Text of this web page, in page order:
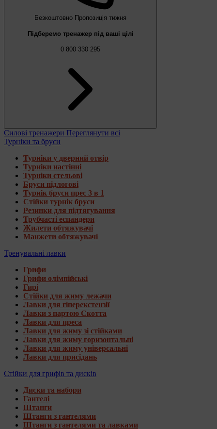
Безкоштовно Пропозиція тижня
Підберемо тренажер під ваші цілі
0 800 330 295
Силові тренажери Переглянути всі
Турніки та бруси
Турніки у дверний отвір
Турніки настінні
Турніки стельові
Бруси підлогові
Турнік бруси прес 3 в 1
Стійки турнік бруси
Резинки для підтягування
Трубчасті еспандери
Жилети обтяжувачі
Манжети обтяжувачі
Тренувальні лавки
Грифи
Грифи олімпійські
Гирі
Стійки для жиму лежачи
Лавки для гіперекстензії
Лавки з партою Скотта
Лавки для преса
Лавки для жиму зі стійками
Лавки для жиму горизонтальні
Лавки для жиму універсальні
Лавки для присідань
Стійки для грифів та дисків
Диски та набори
Гантелі
Штанги
Штанги з гантелями
Штанги з гантелями та лавками